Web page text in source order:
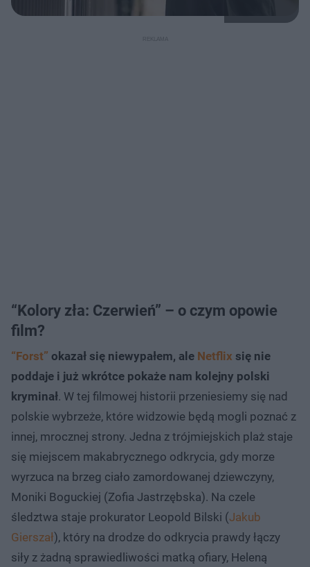
“Kolory zła: Czerwień” – o czym opowie
film?
“Forst” okazał się niewypałem, ale Netflix się nie
poddaje i już wkrótce pokaże nam kolejny polski
kryminał. W tej filmowej historii przeniesiemy się nad
polskie wybrzeże, które widzowie będą mogli poznać z
innej, mrocznej strony. Jedna z trójmiejskich plaż staje
się miejscem makabrycznego odkrycia, gdy morze
wyrzuca na brzeg ciało zamordowanej dziewczyny,
Moniki Boguckiej (Zofia Jastrzębska). Na czele
śledztwa staje prokurator Leopold Bilski (Jakub
Gierszał), który na drodze do odkrycia prawdy łączy
siły z żadną sprawiedliwości matką ofiary, Heleną